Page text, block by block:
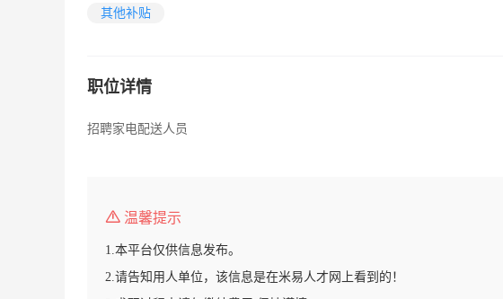
其他补贴
职位详情
招聘家电配送人员
温馨提示
1.本平台仅供信息发布。
2.请告知用人单位，该信息是在米易人才网上看到的！